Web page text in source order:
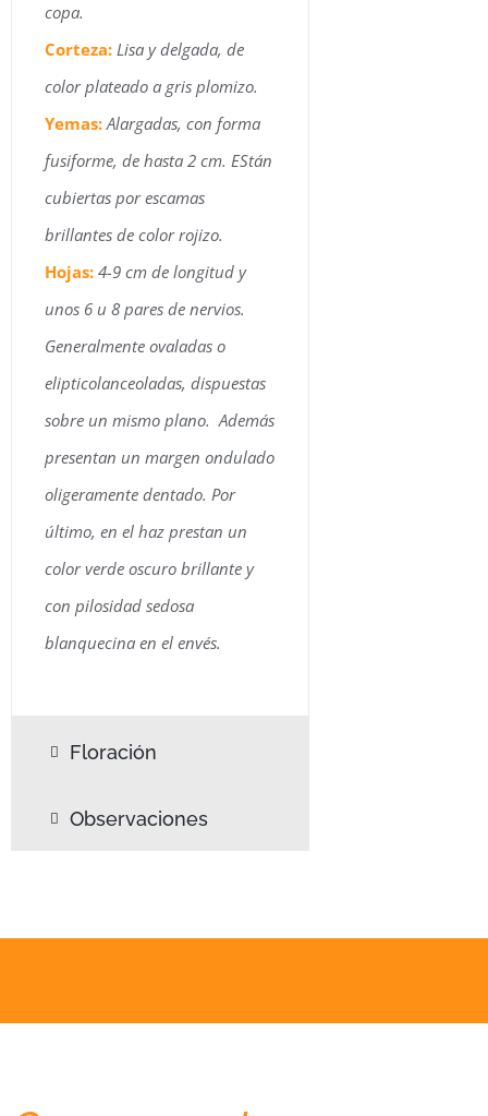
copa.
Corteza: Lisa y delgada, de
color plateado a gris plomizo.
Yemas:Alargadas, con forma
fusiforme, de hasta 2 cm. EStán
cubiertas por escamas
brillantes de color rojizo.
Hojas: 4-9 cm de longitud y
unos 6 u 8 pares de nervios.
Generalmente ovaladas o
elipticolanceoladas, dispuestas
sobre un mismo plano. Además
presentan un margen ondulado
oligeramente dentado. Por
último, en el haz prestan un
color verde oscuro brillante y
con pilosidad sedosa
blanquecina en el envés.
Floración
Observaciones